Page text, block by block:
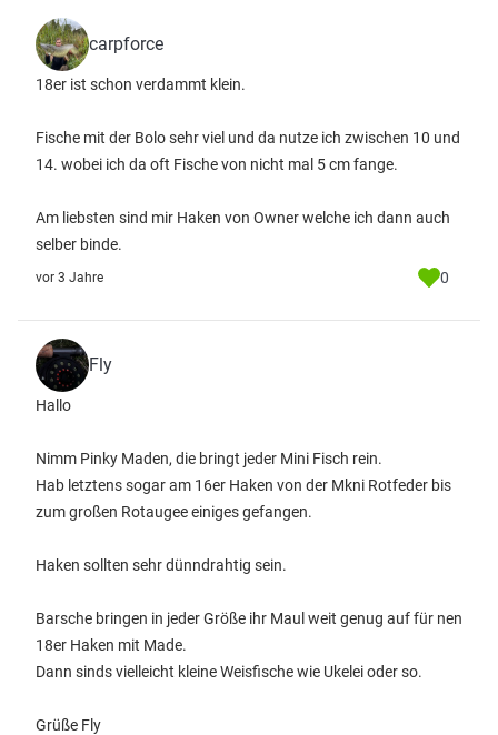
carpforce
18er ist schon verdammt klein.
Fische mit der Bolo sehr viel und da nutze ich zwischen 10 und
14. wobei ich da oft Fische von nicht mal 5 cm fange.
Am liebsten sind mir Haken von Owner welche ich dann auch
selber binde.
vor 3 Jahre 0
Fly
Hallo
Nimm Pinky Maden, die bringt jeder Mini Fisch rein.
Hab letztens sogar am 16er Haken von der Mkni Rotfeder bis
zum großen Rotaugee einiges gefangen.
Haken sollten sehr dünndrahtig sein.
Barsche bringen in jeder Größe ihr Maul weit genug auf für nen
18er Haken mit Made.
Dann sinds vielleicht kleine Weisfische wie Ukelei oder so.
Grüße Fly